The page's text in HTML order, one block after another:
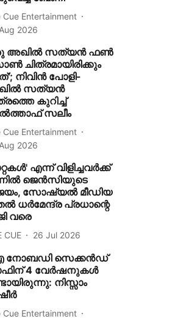
Cue Entertainment
2026
അഖിൽ സത്യൻ ഫൺ
ചിത്രമായിരിക്കും
നിവിൻ പോളി-
സത്യൻ
കുറിച്ച്
സലീം
Cue Entertainment
2026
എന്ന് വിളിച്ചവര്‍ക്ക്
ജെന്‍സിയുടെ
സോഷ്യൽ മീഡിയ
ധർമേന്ദ്ര പ്രധാന്റെ
വരെ
CUE 26 Jul 2026
സെക്കന്‍ഡ്
4 വേര്‍ഷനുകള്‍
നിസ്സാം
Cue Entertainment